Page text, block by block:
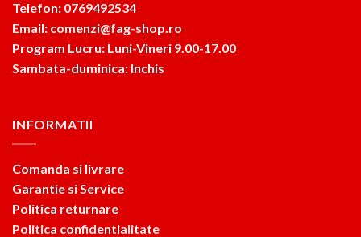
Telefon: 0769492534
Email: comenzi@fag-shop.ro
Program Lucru: Luni-Vineri 9.00-17.00
Sambata-duminica: Inchis
INFORMATII
Comanda si livrare
Garantie si Service
Politica returnare
Politica confidentialitate